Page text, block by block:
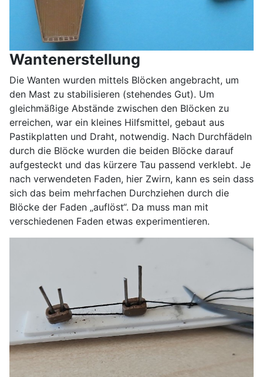
Wantenerstellung
Die Wanten wurden mittels Blöcken angebracht, um
den Mast zu stabilisieren (stehendes Gut). Um
gleichmäßige Abstände zwischen den Blöcken zu
erreichen, war ein kleines Hilfsmittel, gebaut aus
Pastikplatten und Draht, notwendig. Nach Durchfädeln
durch die Blöcke wurden die beiden Blöcke darauf
aufgesteckt und das kürzere Tau passend verklebt. Je
nach verwendeten Faden, hier Zwirn, kann es sein dass
sich das beim mehrfachen Durchziehen durch die
Blöcke der Faden „auflöst“. Da muss man mit
verschiedenen Faden etwas experimentieren.